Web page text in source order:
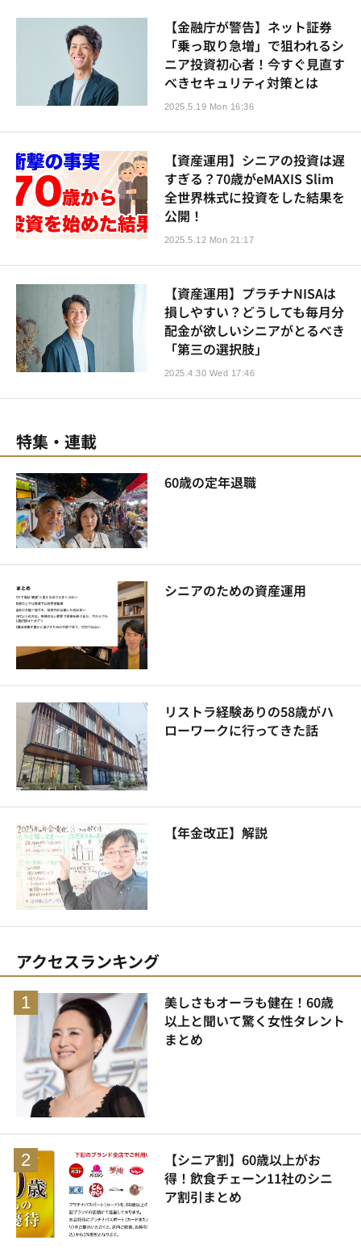
【金融庁が警告】ネット証券
「乗っ取り急増」で狙われるシ
ニア投資初心者！今すぐ見直す
べきセキュリティ対策とは
2025.5.19 Mon 16:36
【資産運用】シニアの投資は遅
すぎる？70歳がeMAXIS Slim
全世界株式に投資をした結果を
公開！
2025.5.12 Mon 21:17
【資産運用】プラチナNISAは
損しやすい？どうしても毎月分
配金が欲しいシニアがとるべき
「第三の選択肢」
2025.4.30 Wed 17:46
特集・連載
60歳の定年退職
シニアのための資産運用
リストラ経験ありの58歳がハ
ローワークに行ってきた話
【年金改正】解説
アクセスランキング
美しさもオーラも健在！60歳
以上と聞いて驚く女性タレント
まとめ
【シニア割】60歳以上がお
得！飲食チェーン11社のシニ
ア割引まとめ